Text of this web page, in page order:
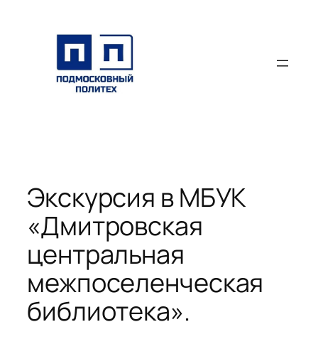
содержимому
Экскурсия в МБУК
«Дмитровская
центральная
межпоселенческая
библиотека».